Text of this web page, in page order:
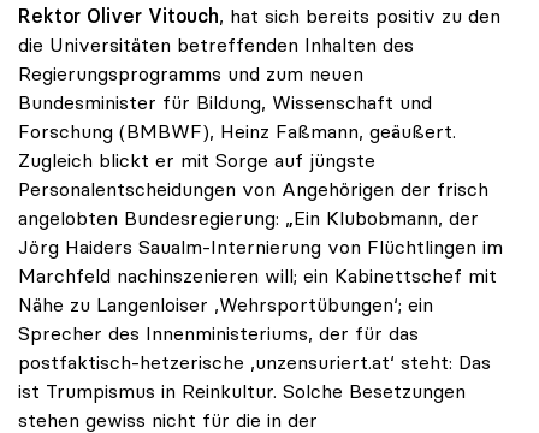
Rektor Oliver Vitouch, hat sich bereits positiv zu den
die Universitäten betreffenden Inhalten des
Regierungsprogramms und zum neuen
Bundesminister für Bildung, Wissenschaft und
Forschung (BMBWF), Heinz Faßmann, geäußert.
Zugleich blickt er mit Sorge auf jüngste
Personalentscheidungen von Angehörigen der frisch
angelobten Bundesregierung: „Ein Klubobmann, der
Jörg Haiders Saualm-Internierung von Flüchtlingen im
Marchfeld nachinszenieren will; ein Kabinettschef mit
Nähe zu Langenloiser ‚Wehrsportübungen‘; ein
Sprecher des Innenministeriums, der für das
postfaktisch-hetzerische ‚unzensuriert.at‘ steht: Das
ist Trumpismus in Reinkultur. Solche Besetzungen
stehen gewiss nicht für die in der